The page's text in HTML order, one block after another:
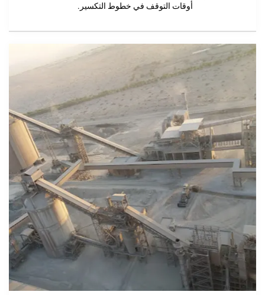
أوقات التوقف في خطوط التكسير.